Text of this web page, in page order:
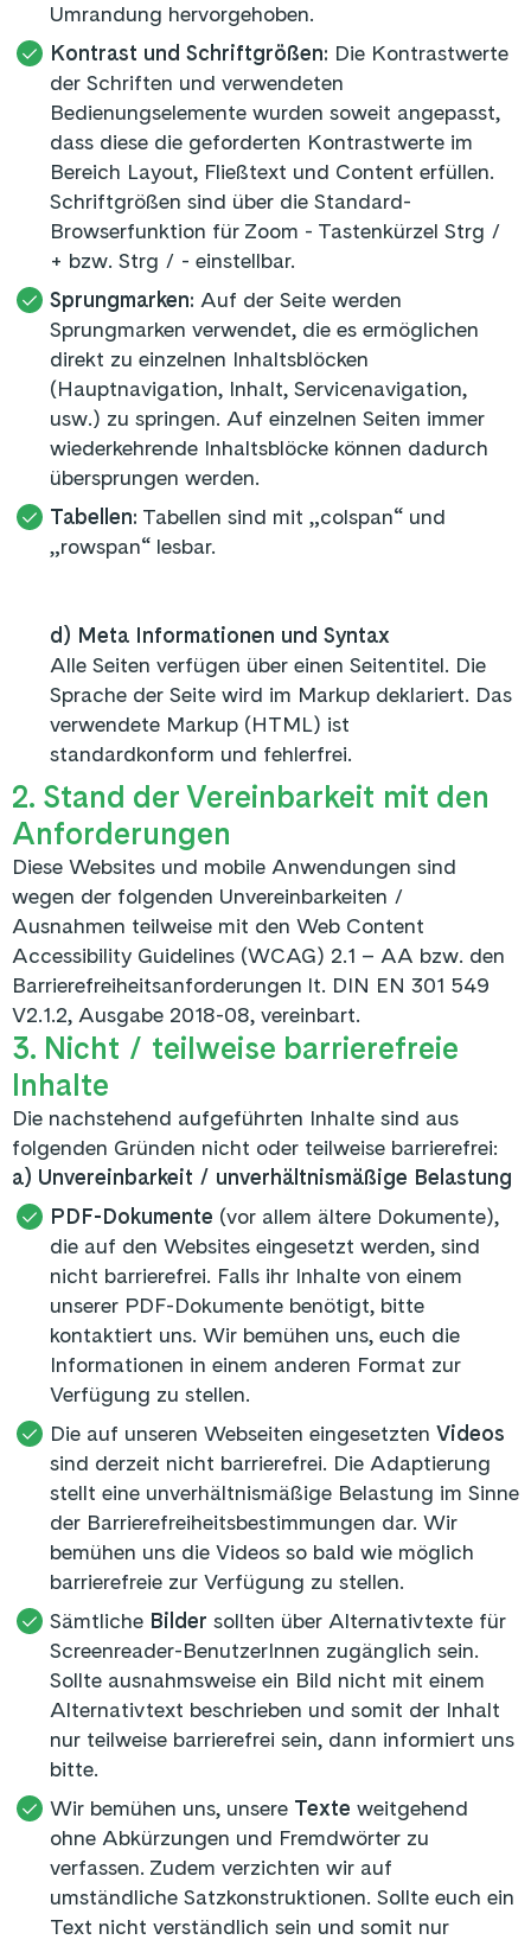
Umrandung hervorgehoben.
Kontrast und Schriftgrößen: Die Kontrastwerte
der Schriften und verwendeten
Bedienungselemente wurden soweit angepasst,
dass diese die geforderten Kontrastwerte im
Bereich Layout, Fließtext und Content erfüllen.
Schriftgrößen sind über die Standard-
Browserfunktion für Zoom - Tastenkürzel Strg /
+ bzw. Strg / - einstellbar.
Sprungmarken: Auf der Seite werden
Sprungmarken verwendet, die es ermöglichen
direkt zu einzelnen Inhaltsblöcken
(Hauptnavigation, Inhalt, Servicenavigation,
usw.) zu springen. Auf einzelnen Seiten immer
wiederkehrende Inhaltsblöcke können dadurch
übersprungen werden.
Tabellen: Tabellen sind mit „colspan“ und
„rowspan“ lesbar.
d) Meta Informationen und Syntax
Alle Seiten verfügen über einen Seitentitel. Die
Sprache der Seite wird im Markup deklariert. Das
verwendete Markup (HTML) ist
standardkonform und fehlerfrei.
2. Stand der Vereinbarkeit mit den
Anforderungen
Diese Websites und mobile Anwendungen sind
wegen der folgenden Unvereinbarkeiten /
Ausnahmen teilweise mit den Web Content
Accessibility Guidelines (WCAG) 2.1 – AA bzw. den
Barrierefreiheitsanforderungen lt. DIN EN 301 549
V2.1.2, Ausgabe 2018-08, vereinbart.
3. Nicht / teilweise barrierefreie
Inhalte
Die nachstehend aufgeführten Inhalte sind aus
folgenden Gründen nicht oder teilweise barrierefrei:
a) Unvereinbarkeit / unverhältnismäßige Belastung
PDF-Dokumente (vor allem ältere Dokumente),
die auf den Websites eingesetzt werden, sind
nicht barrierefrei. Falls ihr Inhalte von einem
unserer PDF-Dokumente benötigt, bitte
kontaktiert uns. Wir bemühen uns, euch die
Informationen in einem anderen Format zur
Verfügung zu stellen.
Die auf unseren Webseiten eingesetzten Videos
sind derzeit nicht barrierefrei. Die Adaptierung
stellt eine unverhältnismäßige Belastung im Sinne
der Barrierefreiheitsbestimmungen dar. Wir
bemühen uns die Videos so bald wie möglich
barrierefreie zur Verfügung zu stellen.
Sämtliche Bilder sollten über Alternativtexte für
Screenreader-BenutzerInnen zugänglich sein.
Sollte ausnahmsweise ein Bild nicht mit einem
Alternativtext beschrieben und somit der Inhalt
nur teilweise barrierefrei sein, dann informiert uns
bitte.
Wir bemühen uns, unsere Texte weitgehend
ohne Abkürzungen und Fremdwörter zu
verfassen. Zudem verzichten wir auf
umständliche Satzkonstruktionen. Sollte euch ein
Text nicht verständlich sein und somit nur